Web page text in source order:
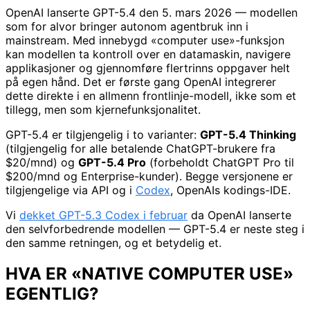
OpenAI lanserte GPT-5.4 den 5. mars 2026 — modellen
som for alvor bringer autonom agentbruk inn i
mainstream. Med innebygd «computer use»-funksjon
kan modellen ta kontroll over en datamaskin, navigere
applikasjoner og gjennomføre flertrinns oppgaver helt
på egen hånd. Det er første gang OpenAI integrerer
dette direkte i en allmenn frontlinje-modell, ikke som et
tillegg, men som kjernefunksjonalitet.
GPT-5.4 er tilgjengelig i to varianter: GPT-5.4 Thinking
(tilgjengelig for alle betalende ChatGPT-brukere fra
$20/mnd) og GPT-5.4 Pro (forbeholdt ChatGPT Pro til
$200/mnd og Enterprise-kunder). Begge versjonene er
tilgjengelige via API og i Codex, OpenAIs kodings-IDE.
Vi dekket GPT-5.3 Codex i februar da OpenAI lanserte
den selvforbedrende modellen — GPT-5.4 er neste steg i
den samme retningen, og et betydelig et.
HVA ER «NATIVE COMPUTER USE»
EGENTLIG?